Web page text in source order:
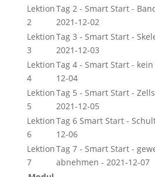
Lektion
2
Tag 2 - Smart Start -
2021-12-02
Lektion
3
Tag 3 - Smart Start -
2021-12-03
Lektion
4
Tag 4 - Smart Start -
12-04
Lektion
5
Tag 5 - Smart Start -
2021-12-05
Lektion
6
Tag 6 Smart Start -
12-06
Lektion
7
Tag 7 - Smart Start -
abnehmen - 2021-12-07